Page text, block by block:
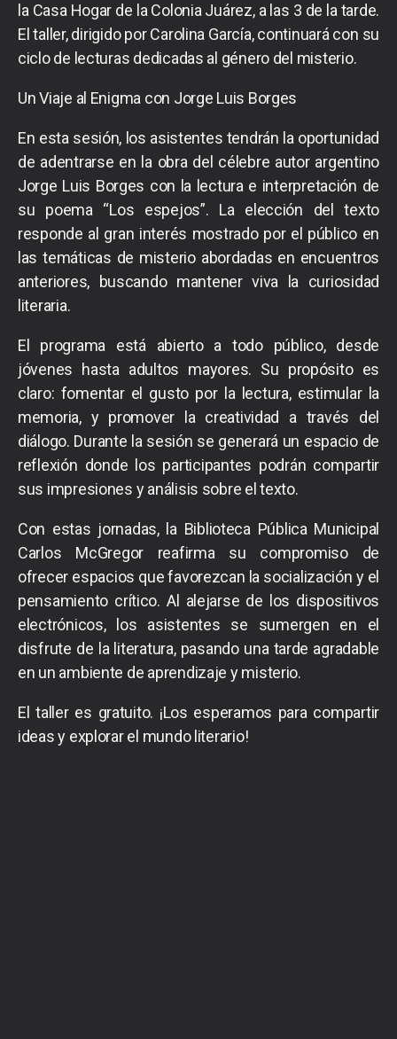
la Casa Hogar de la Colonia Juárez, a las 3 de la tarde.
El taller, dirigido por Carolina García, continuará con su
ciclo de lecturas dedicadas al género del misterio.
Un Viaje al Enigma con Jorge Luis Borges
En esta sesión, los asistentes tendrán la oportunidad
de adentrarse en la obra del célebre autor argentino
Jorge Luis Borges con la lectura e interpretación de
su poema “Los espejos”. La elección del texto
responde al gran interés mostrado por el público en
las temáticas de misterio abordadas en encuentros
anteriores, buscando mantener viva la curiosidad
literaria.
El programa está abierto a todo público, desde
jóvenes hasta adultos mayores. Su propósito es
claro: fomentar el gusto por la lectura, estimular la
memoria, y promover la creatividad a través del
diálogo. Durante la sesión se generará un espacio de
reflexión donde los participantes podrán compartir
sus impresiones y análisis sobre el texto.
Con estas jornadas, la Biblioteca Pública Municipal
Carlos McGregor reafirma su compromiso de
ofrecer espacios que favorezcan la socialización y el
pensamiento crítico. Al alejarse de los dispositivos
electrónicos, los asistentes se sumergen en el
disfrute de la literatura, pasando una tarde agradable
en un ambiente de aprendizaje y misterio.
El taller es gratuito. ¡Los esperamos para compartir
ideas y explorar el mundo literario!